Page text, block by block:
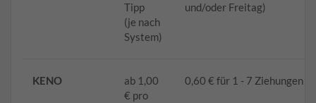
Tipp
(je nach
System)
und/oder Freitag)
KENO
ab 1,00
€ pro
0,60 € für 1 - 7 Ziehungen